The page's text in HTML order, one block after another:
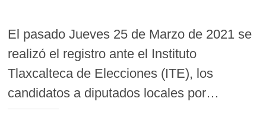
El pasado Jueves 25 de Marzo de 2021 se
realizó el registro ante el Instituto
Tlaxcalteca de Elecciones (ITE), los
candidatos a diputados locales por…